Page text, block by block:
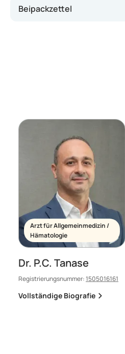
Beipackzettel
Arzt für Allgemeinmedizin /
Hämatologie
Dr. P.C. Tanase
Registrierungsnummer:1505016161
Vollständige Biografie